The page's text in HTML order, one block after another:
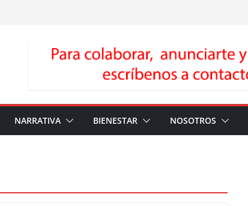
NARRATIVA BIENESTAR NOSOTROS